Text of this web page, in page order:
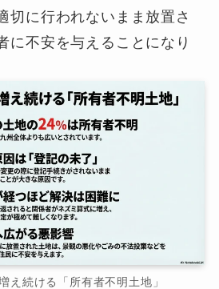
切に行われないまま放置さ
に不安を与えることになり
え続ける「所有者不明土地」